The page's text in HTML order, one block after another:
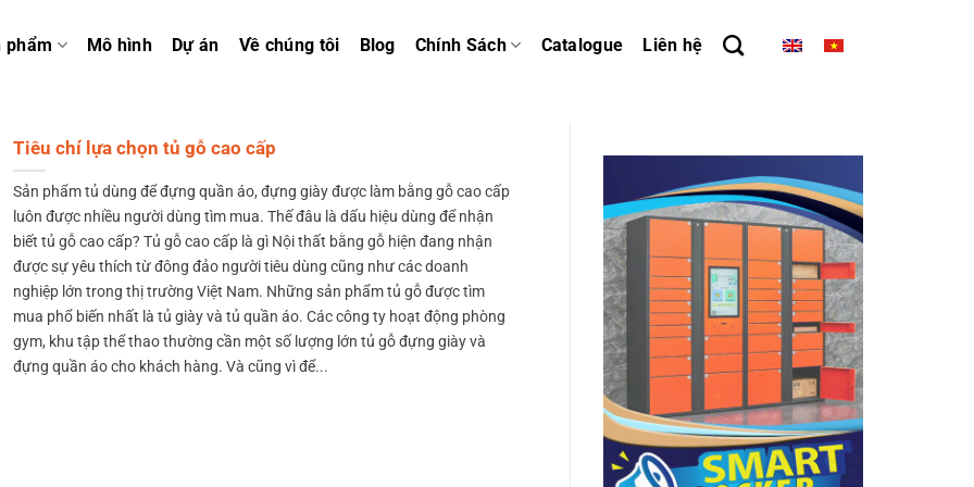
phẩm Mô hình Dự án Về chúng tôi Blog Chính Sách Catalogue Liên hệ
Tiêu chí lựa chọn tủ gỗ cao cấp
Sản phẩm tủ dùng để đựng quần áo, đựng giày được làm bằng gỗ cao cấp
luôn được nhiều người dùng tìm mua. Thế đâu là dấu hiệu dùng để nhận
biết tủ gỗ cao cấp? Tủ gỗ cao cấp là gì Nội thất bằng gỗ hiện đang nhận
được sự yêu thích từ đông đảo người tiêu dùng cũng như các doanh
nghiệp lớn trong thị trường Việt Nam. Những sản phẩm tủ gỗ được tìm
mua phổ biến nhất là tủ giày và tủ quần áo. Các công ty hoạt động phòng
gym, khu tập thể thao thường cần một số lượng lớn tủ gỗ đựng giày và
đựng quần áo cho khách hàng. Và cũng vì để...